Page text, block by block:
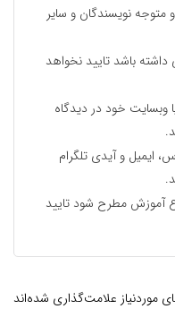
متوجه نویسندگان و سایر
داشته باشد تایید نخواهد
وبسایت خود در دیدگاه
ایمیل و آیدی تلگرام
آموزش مطرح شود تایید
موردنیاز علامت‌گذاری شده‌اند